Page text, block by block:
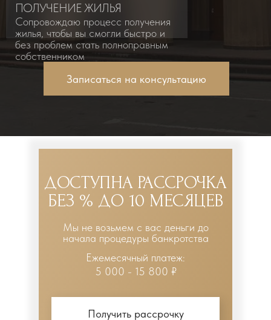
ПОЛУЧЕНИЕ ЖИЛЬЯ
Сопровождаю процесс получения
жилья, чтобы вы смогли быстро и
без проблем стать полноправным
собственником
Записаться на консультацию
Ежемесячный платеж:
5 000 - 15 800 ₽
Мы не возьмем с вас деньги до
начала процедуры банкротства
ДОСТУПНА РАССРОЧКА
БЕЗ % ДО 10 МЕСЯЦЕВ
Получить рассрочку